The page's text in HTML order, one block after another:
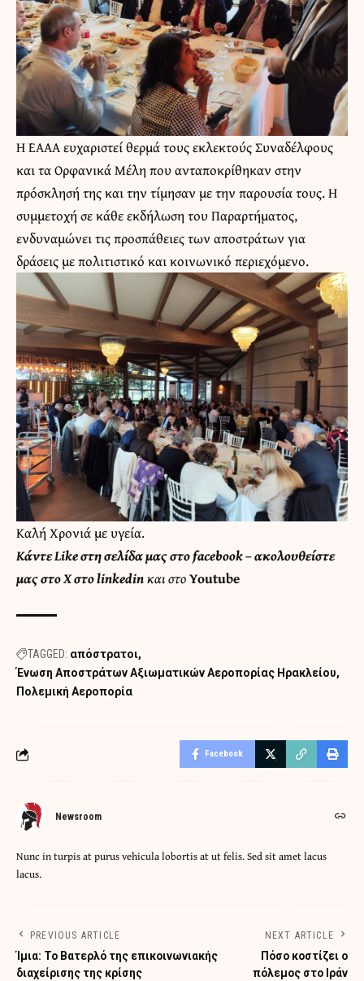
Η ΕΑΑΑ ευχαριστεί θερμά τους εκλεκτούς Συναδέλφους
και τα Ορφανικά Μέλη που ανταποκρίθηκαν στην
πρόσκλησή της και την τίμησαν με την παρουσία τους. Η
συμμετοχή σε κάθε εκδήλωση του Παραρτήματος,
ενδυναμώνει τις προσπάθειες των αποστράτων για
δράσεις με πολιτιστικό και κοινωνικό περιεχόμενο.
Καλή Χρονιά με υγεία.
ΚάντεLike στη σελίδα μας στο facebook– ακολουθείστε
μας στοXστοlinkedinκαι στοYoutube
TAGGED: απόστρατοι
Ένωση Αποστράτων Αξιωματικών Αεροπορίας Ηρακλείου
Πολεμική Αεροπορία
Facebook
Newsroom
Nunc in turpis at purus vehicula lobortis at ut felis. Sed sit amet lacus
lacus.
PREVIOUS ARTICLE
Ίμια: Το Βατερλό της επικοινωνιακής
διαχείρισης της κρίσης
NEXT ARTICLE
Πόσο κοστίζει ο
πόλεμος στο Ιράν